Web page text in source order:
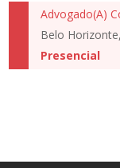
Advogado(A)
Belo
Presencial